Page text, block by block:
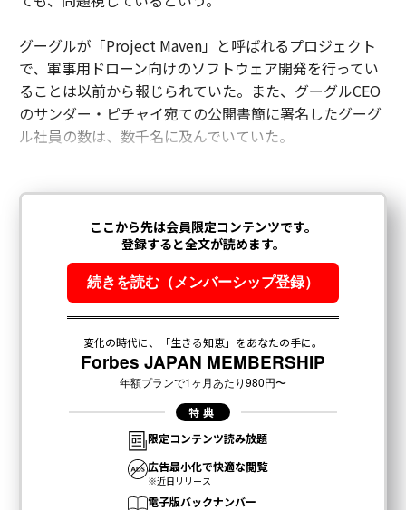
グーグルが「Project Maven」と呼ばれるプロジェクト
で、軍事用ドローン向けのソフトウェア開発を行ってい
ることは以前から報じられていた。また、グーグルCEO
のサンダー・ピチャイ宛ての公開書簡に署名したグーグ
ル社員の数は、数千名に及んでいていた。